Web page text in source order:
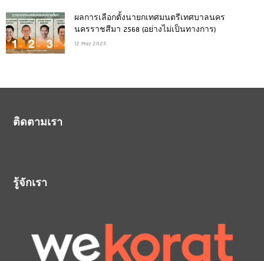
ผลการเลือกตั้งนายกเทศมนตรีเทศบาลนคร
นครราชสีมา 2568 (อย่างไม่เป็นทางการ)
12 May 2025
ติดตามเรา
รู้จักเรา